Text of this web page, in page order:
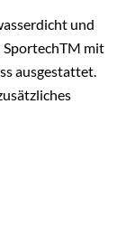
und
SportechTM mit
ausgestattet.